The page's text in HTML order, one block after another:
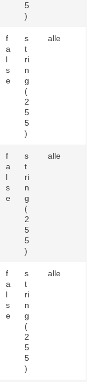
5
)
f
a
l
s
e
s
t
ri
n
g
(
2
5
5
)
alle
f
a
l
s
e
s
t
ri
n
g
(
2
5
5
)
alle
f
a
l
s
e
s
t
ri
n
g
(
2
5
5
)
alle